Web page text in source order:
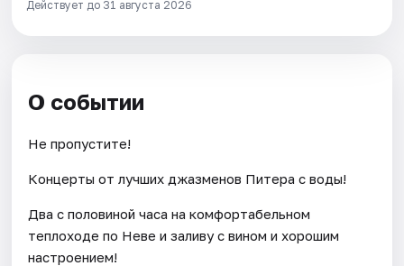
Действует до 31 августа 2026
О событии
Не пропустите!
Концерты от лучших джазменов Питера с воды!
Два с половиной часа на комфортабельном
теплоходе по Неве и заливу с вином и хорошим
настроением!